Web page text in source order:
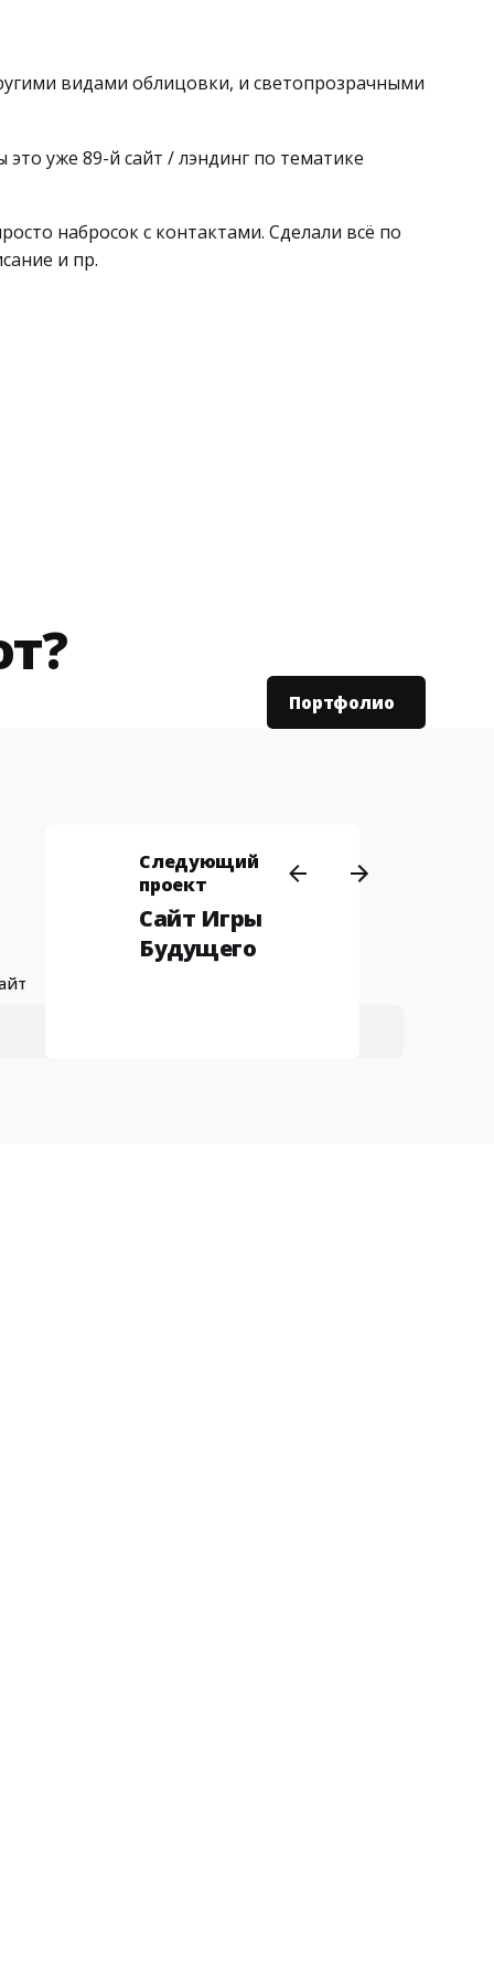
видами облицовки, и светопрозрачными
уже 89-й сайт / лэндинг по тематике
набросок с контактами. Сделали всё по
и пр.
Портфолио
Следующий
проект
Сайт Игры
Будущего